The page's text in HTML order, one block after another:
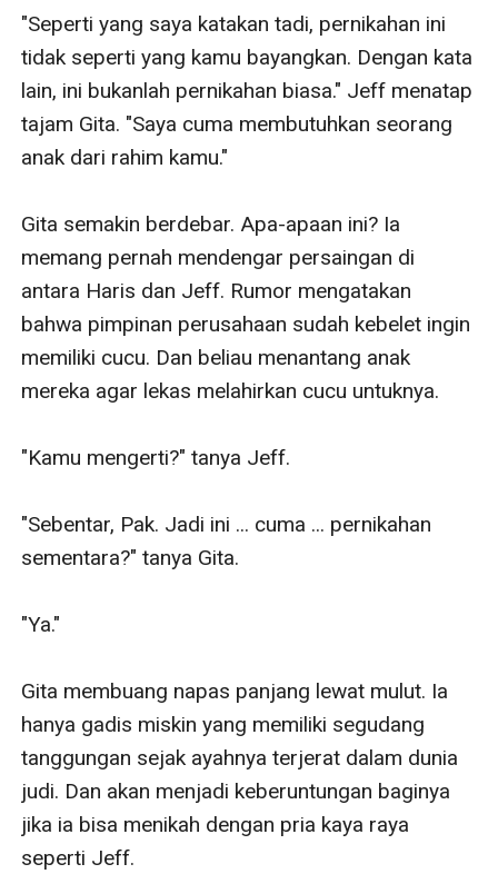
"Seperti yang saya katakan tadi, pernikahan ini
tidak seperti yang kamu bayangkan. Dengan kata
lain, ini bukanlah pernikahan biasa." Jeff menatap
tajam Gita. "Saya cuma membutuhkan seorang
anak dari rahim kamu."
Gita semakin berdebar. Apa-apaan ini? Ia
memang pernah mendengar persaingan di
antara Haris dan Jeff. Rumor mengatakan
bahwa pimpinan perusahaan sudah kebelet ingin
memiliki cucu. Dan beliau menantang anak
mereka agar lekas melahirkan cucu untuknya.
"Kamu mengerti?" tanya Jeff.
"Sebentar, Pak. Jadi ini ... cuma ... pernikahan
sementara?" tanya Gita.
"Ya."
Gita membuang napas panjang lewat mulut. Ia
hanya gadis miskin yang memiliki segudang
tanggungan sejak ayahnya terjerat dalam dunia
judi. Dan akan menjadi keberuntungan baginya
jika ia bisa menikah dengan pria kaya raya
seperti Jeff.